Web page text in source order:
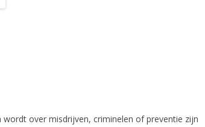
over misdrijven, criminelen of preventie zijn